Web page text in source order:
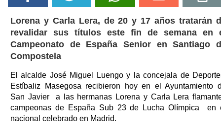
Lorena y Carla Lera, de 20 y 17 años tratarán
revalidar sus títulos este fin de semana en
Campeonato de España Senior en Santiago
Compostela
El alcalde José Miguel Luengo y la concejala de
Estíbaliz Masegosa recibieron hoy en el Ayuntamiento
San Javier a las hermanas Lorena y Carla Lera
campeonas de España Sub 23 de Lucha Olímpica en
nacional celebrado en Madrid.